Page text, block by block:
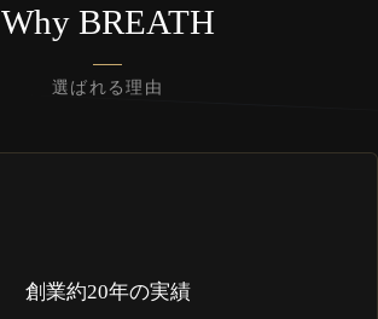
Why BREATH
選ばれる理由
創業約20年の実績